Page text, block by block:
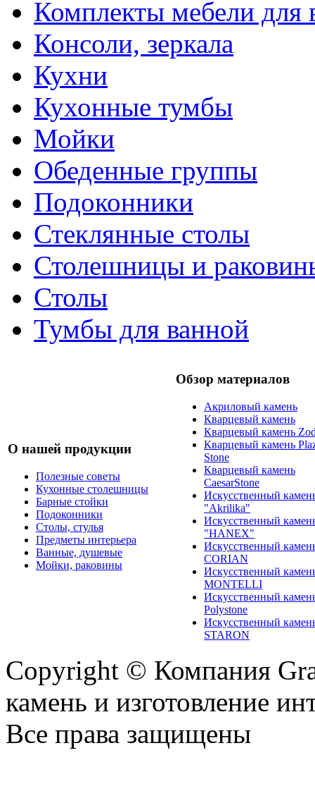
Комплекты мебели для
Консоли, зеркала
Кухни
Кухонные тумбы
Мойки
Обеденные группы
Подоконники
Стеклянные столы
Столешницы и
Столы
Тумбы для ванной
О нашей продукции
Полезные советы
Кухонные столешницы
Барные стойки
Подоконники
Столы, стулья
Предметы интерьера
Ванные, душевые
Мойки, раковины
Обзор материалов
Акриловый камень
Кварцевый камень
Кварцевый камень
Кварцевый камень
Stone
Кварцевый камень
CaesarStone
Искусственный
"Akrilika"
Искусственный
"HANEX"
Искусственный
CORIAN
Искусственный
MONTELLI
Искусственный
Polystone
Искусственный
STARON
Copyright © Компания
камень и изготовление
Все права защищены